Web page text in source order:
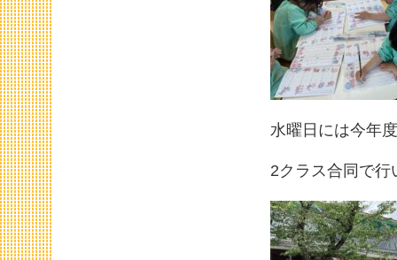
水曜日には今年
2クラス合同で行